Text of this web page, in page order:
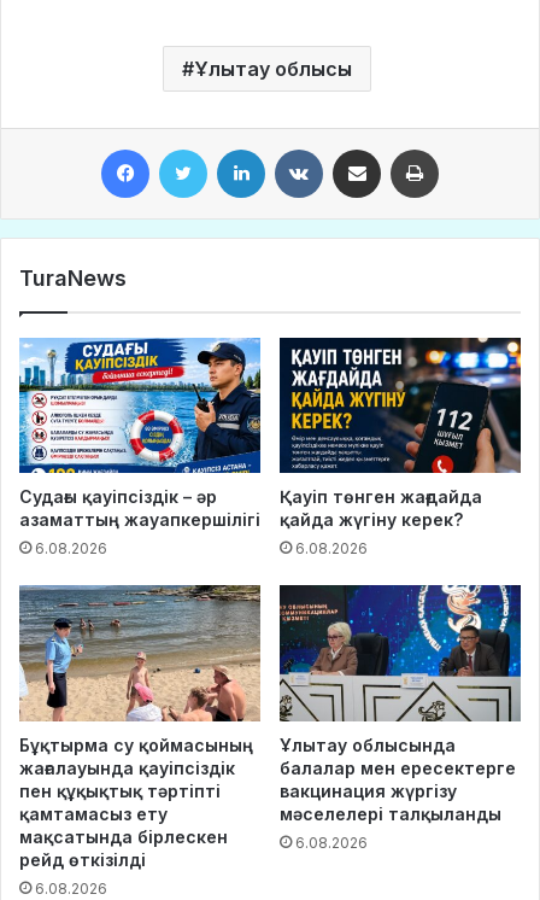
Ұлытау облысы
TuraNews
Судағы қауіпсіздік – әр
азаматтың жауапкершілігі
6.08.2026
Қауіп төнген жағдайда
қайда жүгіну керек?
6.08.2026
Бұқтырма су қоймасының
жағалауында қауіпсіздік
пен құқықтық тәртіпті
қамтамасыз ету
мақсатында бірлескен
рейд өткізілді
6.08.2026
Ұлытау облысында
балалар мен ересектерге
вакцинация жүргізу
мәселелері талқыланды
6.08.2026